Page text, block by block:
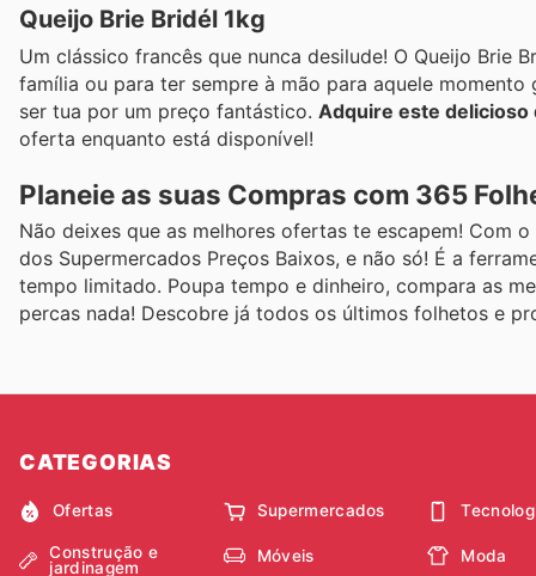
Queijo Brie Bridél 1kg
Um clássico francês que nunca desilude! O Queijo Brie
família ou para ter sempre à mão para aquele
ser tua por um preço fantástico. Adquire este
oferta enquanto está disponível!
Planeie as suas Compras com 365
Não deixes que as melhores ofertas te escapem! Com
dos Supermercados Preços Baixos, e não só! É a
tempo limitado. Poupa tempo e dinheiro, compara as
percas nada! Descobre já todos os últimos folhetos e
CATEGORIAS
Ofertas Supermercados
Construção e
jardinagem
Móveis Moda